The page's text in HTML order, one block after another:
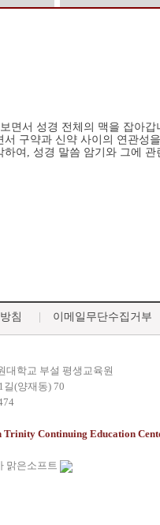
면서 성경 전체의 맥을 잡아갑
구약과 신약 사이의 연관성
여, 성경 말씀 암기와 그에
침 이메일무단수집거부
대학교 부설 평생교육원
길(양재동) 70
Trinity Continuing Education
맑은소프트